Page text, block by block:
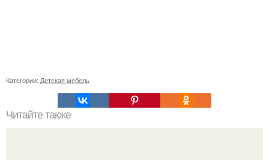
Категории: Детская мебель
Читайте также